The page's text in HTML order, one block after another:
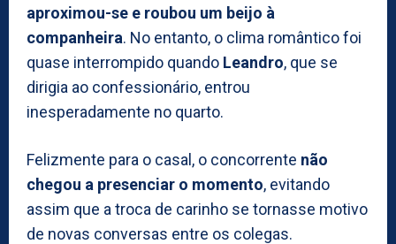
aproximou-se e roubou um beijo à
companheira. No entanto, o clima romântico foi
quase interrompido quando Leandro, que se
dirigia ao confessionário, entrou
inesperadamente no quarto.
Felizmente para o casal, o concorrente não
chegou a presenciar o momento, evitando
assim que a troca de carinho se tornasse motivo
de novas conversas entre os colegas.